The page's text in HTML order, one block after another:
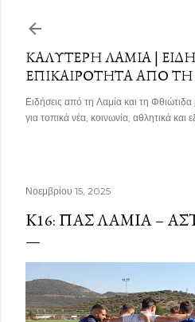
ΚΑΛΎΤΕΡΗ ΛΑΜΊΑ |
ΕΠΙΚΑΙΡΌΤΗΤΑ ΑΠΌ ΤΗ
Ειδήσεις από τη Λαμία και τη
για τοπικά νέα, κοινωνία, αθλητικά και
Νοεμβρίου 15, 2025
Κ16: ΠΑΣ ΛΑΜΊΑ –